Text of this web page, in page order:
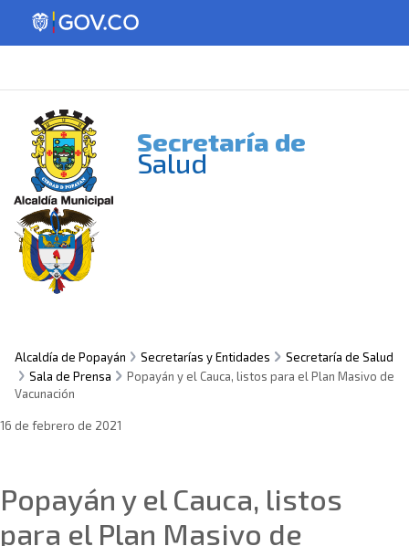
Secretaría de
Salud
Alcaldía de Popayán Secretarías y Entidades
Secretaría de Salud
Sala de Prensa
Popayán y el Cauca, listos para el Plan Masivo de
Vacunación
16 de febrero de 2021
Popayán y el Cauca, listos
para el Plan Masivo de